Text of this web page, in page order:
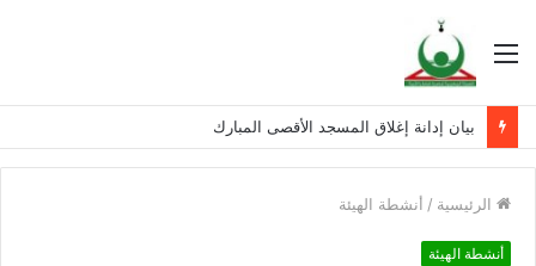
القائمة
بيان إدانة إغلاق المسجد الأقصى المبارك
الرئيسية / أنشطة الهيئة
أنشطة الهيئة